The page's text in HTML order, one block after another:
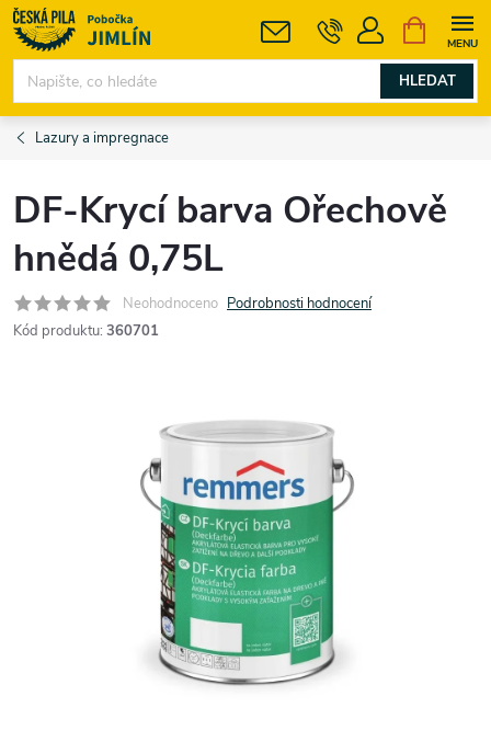
Přejít
na
obsah
HLEDAT
NÁKUPNÍ
KOŠÍK
Lazury a impregnace
DF-Krycí barva Ořechově
hnědá 0,75L
Neohodnoceno Podrobnosti hodnocení
Kód produktu: 360701